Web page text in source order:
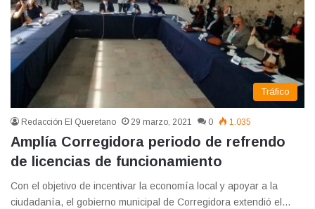
Tráfico
Redacción El Queretano 29 marzo, 2021 0 1.035
Amplía Corregidora periodo de refrendo
de licencias de funcionamiento
Con el objetivo de incentivar la economía local y apoyar a la
ciudadanía, el gobierno municipal de Corregidora extendió el…